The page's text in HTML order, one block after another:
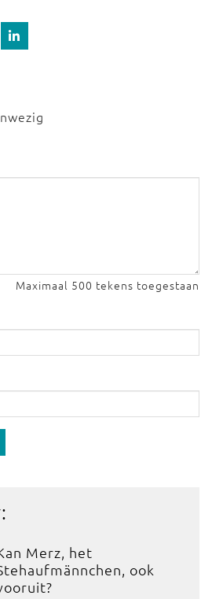
Maximaal 500 tekens toegestaan
Merz, het
ook